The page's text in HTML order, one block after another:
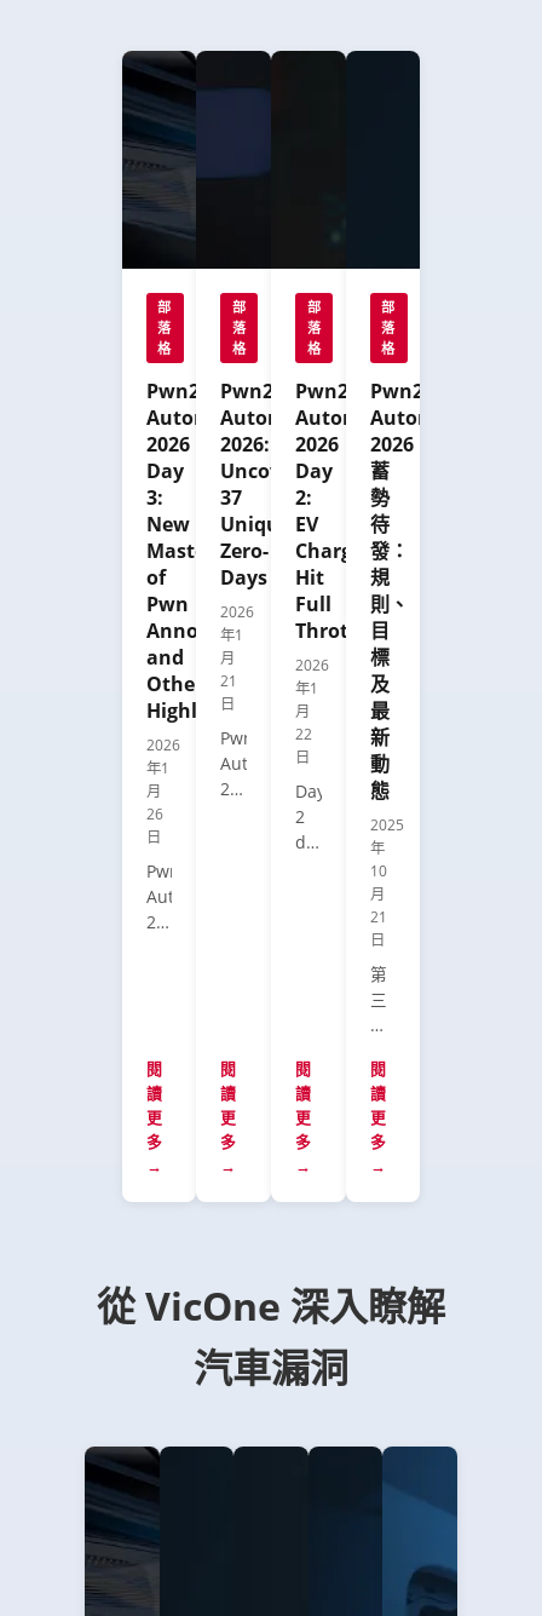
部
落
格
Pwn2Own
Automotive
2026
Day
3:
New
Master
of
Pwn
Announced
and
Other
Highlights
2026
年1
月
26
日
Pwn2Own
Automotive
2026
76
unique
zero-
day
vulnerabilities
discovered,
expanding
attack
surface
across
systems,
and
EV
infrastructure.
閱
讀
更
多
→
部
落
格
Pwn2Own
Automotive
2026:
Uncovering
37
Unique
Zero-
Days
2026
年1
月
21
日
Pwn2Own
Automotive
2026
infotainment
systems,
EV
chargers,
and
how
expansive
today’s
automotive
has
閱
讀
更
多
→
部
落
格
Pwn2Own
Automotive
2026
Day
2:
EV
Chargers
Hit
Full
Throttle
2026
年1
月
22
日
Day
2
delivered
a
record
66.
Researchers
repeatedly
compromised
chargers
and
IVI
systems
flaws
閱
讀
更
多
→
部
落
格
Pwn2Own
Automotive
2026
蓄
勢
待
發：
規
則、
目
標
及
最
新
動
態
2025
年
10
月
21
日
第
三
屆
Automotive
漏
洞
發
掘
競
2026
年
於
閱
讀
更
多
→
從 VicOne 深入瞭解
汽車漏洞